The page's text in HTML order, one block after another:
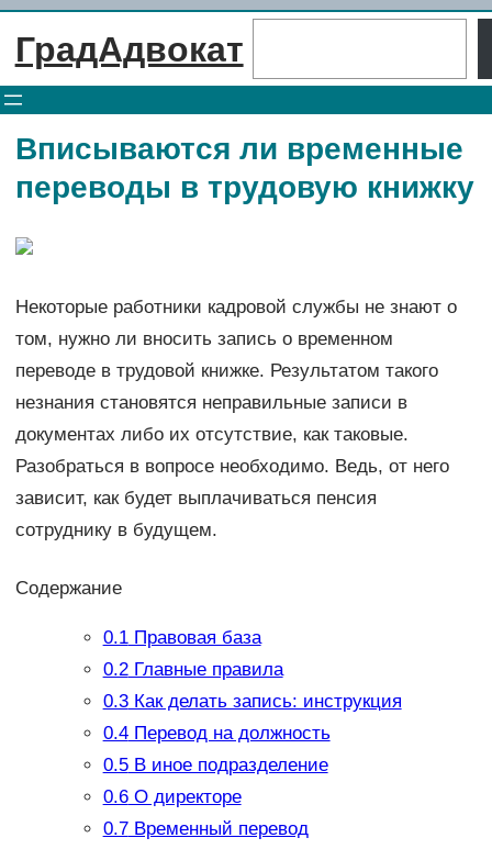
Перейти
ГрадАдвокат
Вписываются ли временные
переводы в трудовую книжку
Некоторые работники кадровой службы не знают о
том, нужно ли вносить запись о временном
переводе в трудовой книжке. Результатом такого
незнания становятся неправильные записи в
документах либо их отсутствие, как таковые.
Разобраться в вопросе необходимо. Ведь, от него
зависит, как будет выплачиваться пенсия
сотруднику в будущем.
Содержание
0.1Правовая база
0.2Главные правила
0.3Как делать запись: инструкция
0.4Перевод на должность
0.5В иное подразделение
0.6О директоре
0.7Временный перевод